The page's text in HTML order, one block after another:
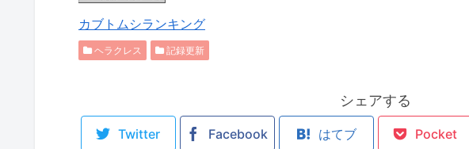
カブトムシランキング
ヘラクレス 記録更新
シェアする
Twitter Facebook はてブ Pocket